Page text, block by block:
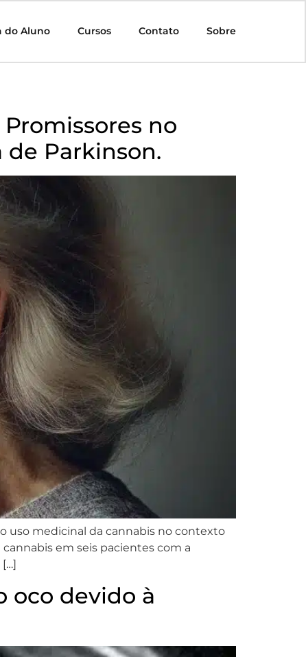
do Aluno Cursos Contato Sobre
no
de Parkinson.
uso medicinal da cannabis no contexto
em seis pacientes com a
oco devido à